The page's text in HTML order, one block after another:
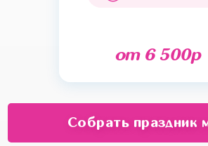
от 6 500р
Собрать праздник